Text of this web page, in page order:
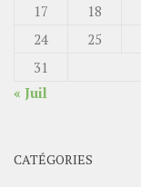
17
18
24
25
31
« Juil
CATÉGORIES